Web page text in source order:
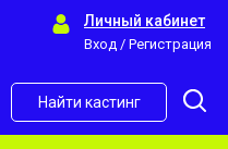
Личный кабинет
Вход / Регистрация
Найти кастинг